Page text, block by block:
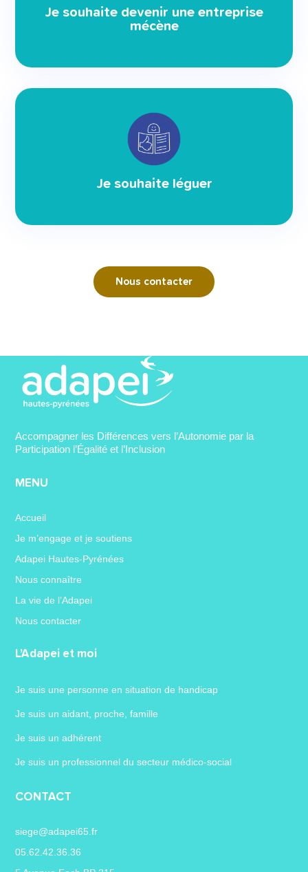
Je souhaite devenir une entreprise
mécène
Je souhaite léguer
Nous contacter
Accompagner les Différences vers l’Autonomie par la
Participation l’Égalité et l’Inclusion
MENU
Accueil
Je m’engage et je soutiens
Adapei Hautes-Pyrénées
Nous connaître
La vie de l’Adapei
Nous contacter
L’Adapei et moi
Je suis une personne en situation de handicap
Je suis un aidant, proche, famille
Je suis un adhérent
Je suis un professionnel du secteur médico-social
CONTACT
siege@adapei65.fr
05.62.42.36.36